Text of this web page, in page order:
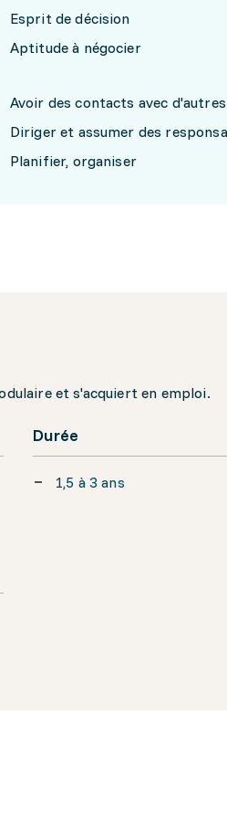
Esprit de décision
Aptitude à négocier
Avoir des contacts avec
Diriger et assumer des
Planifier, organiser
et s'acquiert en emploi.
Durée
1,5 à 3 ans